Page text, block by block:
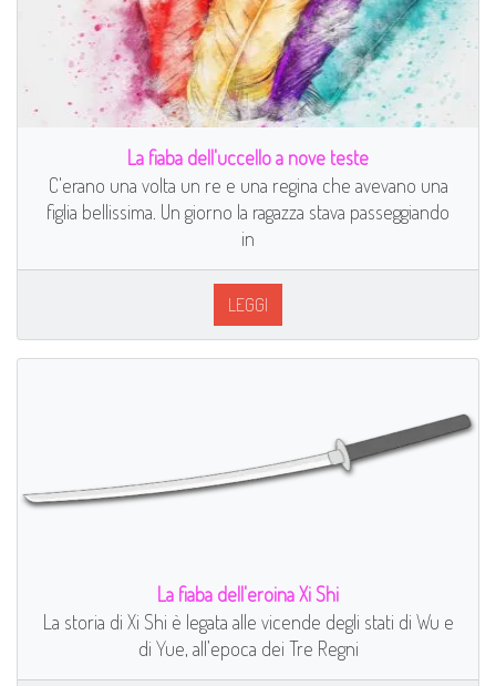
La fiaba dell'uccello a nove teste
C'erano una volta un re e una regina che avevano una
figlia bellissima. Un giorno la ragazza stava passeggiando
in
LEGGI
La fiaba dell'eroina Xi Shi
La storia di Xi Shi è legata alle vicende degli stati di Wu e
di Yue, all’epoca dei Tre Regni